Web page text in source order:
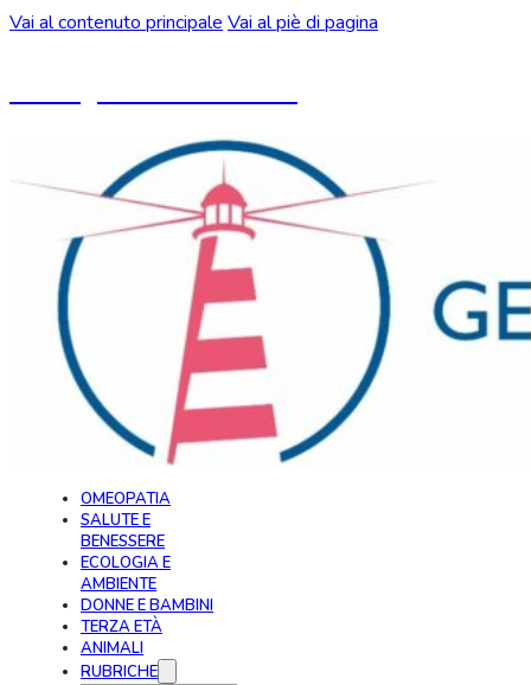
Vai al contenuto principale Vai al piè di pagina
OMEOPATIA
SALUTE E
BENESSERE
ECOLOGIA E
AMBIENTE
DONNE E BAMBINI
TERZA ETÀ
ANIMALI
RUBRICHE